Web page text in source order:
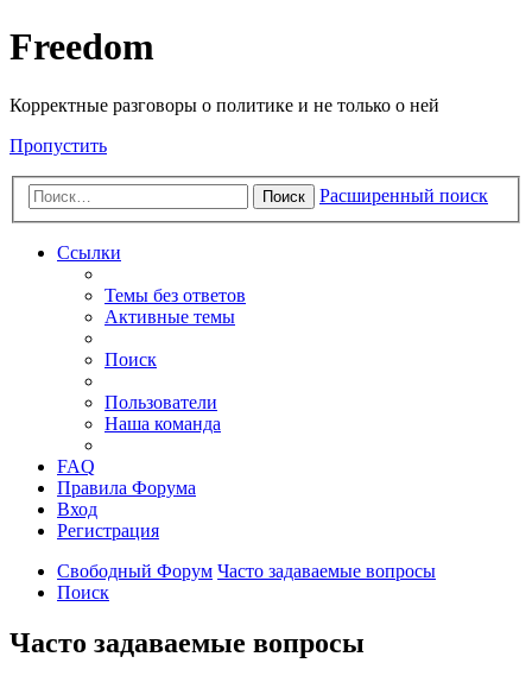
Freedom
Корректные разговоры о политике и не только о ней
Пропустить
Поиск Расширенный поиск
Ссылки
Темы без ответов
Активные темы
Поиск
Пользователи
Наша команда
FAQ
Правила Форума
Вход
Регистрация
Свободный Форум Часто задаваемые вопросы
Поиск
Часто задаваемые вопросы